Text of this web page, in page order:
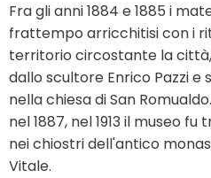
Fra gli anni 1884 e 1885 i
frattempo arricchitisi con i
territorio circostante la
dallo scultore Enrico Pazzi
nella chiesa di San
nel 1887, nel 1913 il museo
nei chiostri dell'antico
Vitale.